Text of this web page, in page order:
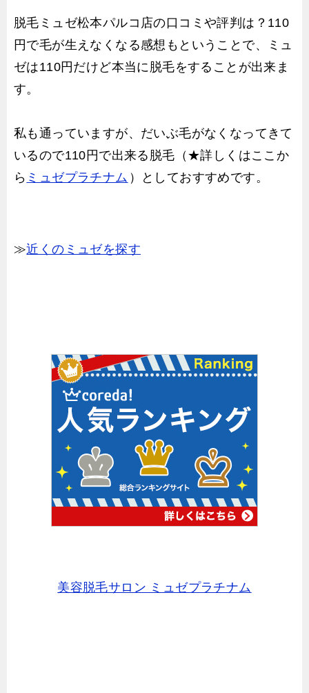
脱毛ミュゼ松本パルコ店の口コミや評判は？110
円で毛が生えなくなる感想もということで、ミュ
ゼは110円だけど本当に脱毛をすることが出来ま
す。
私も通っていますが、だいぶ毛がなくなってきて
いるので110円で出来る脱毛（★詳しくはここか
ら ミュゼプラチナム ）としておすすめです。
≫近くのミュゼを探す
美容脱毛サロン ミュゼプラチナム